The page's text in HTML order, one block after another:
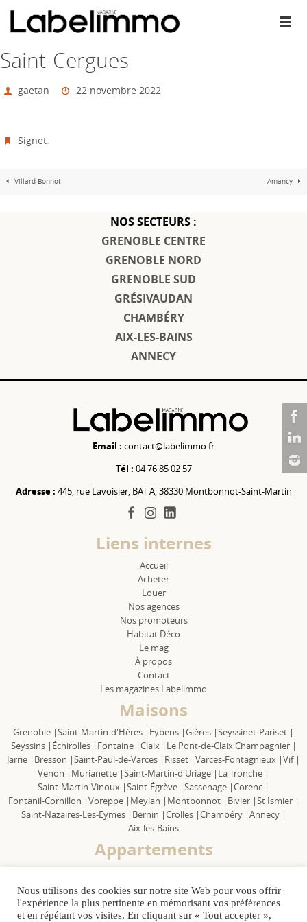
Saint-Cergues
gaetan 22 novembre 2022
Signet.
Villard-Bonnot Amancy
NOS SECTEURS :
GRENOBLE CENTRE
GRENOBLE NORD
GRENOBLE SUD
GRÉSIVAUDAN
CHAMBÉRY
AIX-LES-BAINS
ANNECY
Email : contact@labelimmo.fr
Tél : 04 76 85 02 57
Adresse : 445, rue Lavoisier, BAT A, 38330 Montbonnot-Saint-Martin
facebook
instagram
Liens internes
Accueil
Acheter
Louer
Nos agences
Nos promoteurs
Habitat Déco
Le mag
À propos
Contact
Les magazines Labelimmo
Maisons
Grenoble |Saint-Martin-d'Hères | Eybens |Gières |Seyssinet-Pariset |
Seyssins | Échirolles | Fontaine |Claix | Le Pont-de-Claix Champagnier |
Jarrie | Bresson |Saint-Paul-de-Varces | Risset |Varces-Fontagnieux |Vif |
Venon | Murianette |Saint-Martin-d'Uriage | La Tronche |
Saint-Martin-Vinoux |Saint-Égrève |Sassenage |Corenc |
Fontanil-Cornillon |Voreppe | Meylan | Montbonnot | Bivier |St Ismier |
Saint-Nazaires-Les-Eymes | Bernin |Crolles |Chambéry |Annecy |
Aix-les-Bains
Appartements
Seyssins |Échirolles | Fontaine | Claix |
Le Pont-de-Claix Champagnier |
Jarrie |Bresson |Saint Paul-de-Varces |Risset |Varces-Fontagnieux |
Venon |Murianette | Saint-Martin-d'Uriage |La Tronche |
Nous utilisons des cookies sur notre site Web pour vous offrir
l'expérience la plus pertinente en mémorisant vos préférences
et en répétant vos visites. En cliquant sur « Tout accepter »,